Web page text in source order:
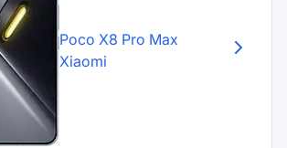
Poco X8 Pro Max
Xiaomi